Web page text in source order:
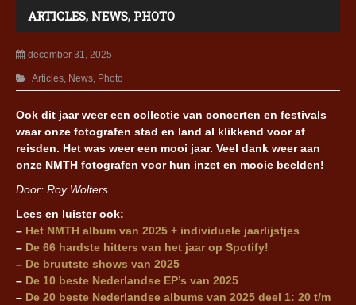
ARTICLES, NEWS, PHOTO
december 31, 2025
Articles, News, Photo
Ook dit jaar weer een collectie van concerten en festivals
waar onze fotografen stad en land al klikkend voor af
reisden. Het was weer een mooi jaar. Veel dank weer aan
onze NMTH fotografen voor hun inzet en mooie beelden!
Door: Roy Wolters
Lees en luister ook:
– Het NMTH album van 2025 + individuele jaarlijstjes
– De 66 hardste hitters van het jaar op Spotify!
– De bruutste shows van 2025
– De 10 beste Nederlandse EP’s van 2025
– De 20 beste Nederlandse albums van 2025 deel 1: 20 t/m